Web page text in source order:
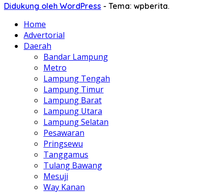
Didukung oleh WordPress - Tema: wpberita.
Home
Advertorial
Daerah
Bandar Lampung
Metro
Lampung Tengah
Lampung Timur
Lampung Barat
Lampung Utara
Lampung Selatan
Pesawaran
Pringsewu
Tanggamus
Tulang Bawang
Mesuji
Way Kanan